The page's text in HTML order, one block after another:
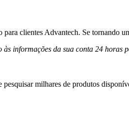
clientes Advantech. Se tornando
informações da sua conta 24 horas
pesquisar milhares de produtos